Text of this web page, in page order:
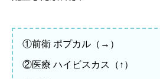
①前衛 ポプカル（→）
②医療 ハイビスカス（↑）